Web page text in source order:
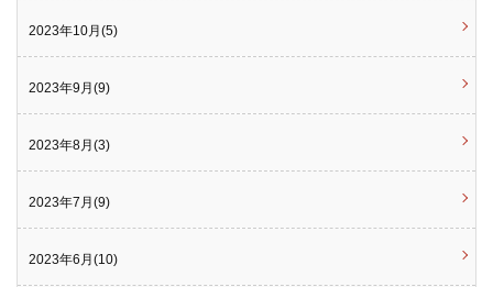
2023年10月(5)
2023年9月(9)
2023年8月(3)
2023年7月(9)
2023年6月(10)